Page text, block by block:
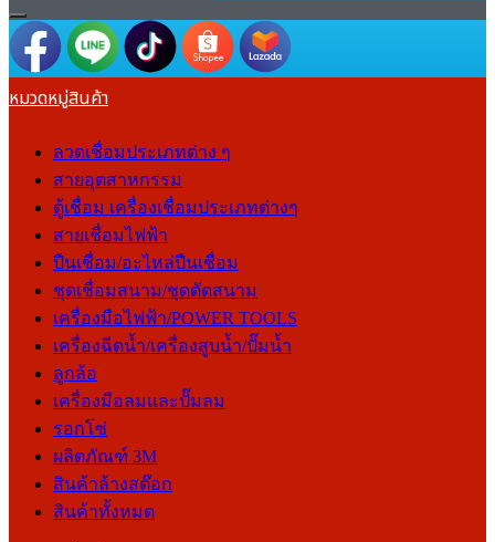
หมวดหมู่สินค้า
ลวดเชื่อมประเภทต่าง ๆ
สายอุตสาหกรรม
ตู้เชื่อม เครื่องเชื่อมประเภทต่างๆ
สายเชื่อมไฟฟ้า
ปืนเชื่อม/อะไหล่ปืนเชื่อม
ชุดเชื่อมสนาม/ชุดตัดสนาม
เครื่องมือไฟฟ้า/POWER TOOLS
เครื่องฉีดน้ำ/เครื่องสูบน้ำ/ปั๊มน้ำ
ลูกล้อ
เครื่องมือลมและปั๊มลม
รอกโซ่
ผลิตภัณฑ์ 3M
สินค้าล้างสต๊อก
สินค้าทั้งหมด